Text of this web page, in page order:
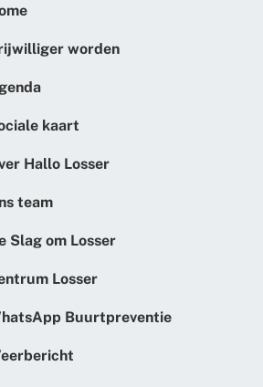
worden
kaart
Hallo Losser
team
Slag om Losser
Losser
Buurtpreventie